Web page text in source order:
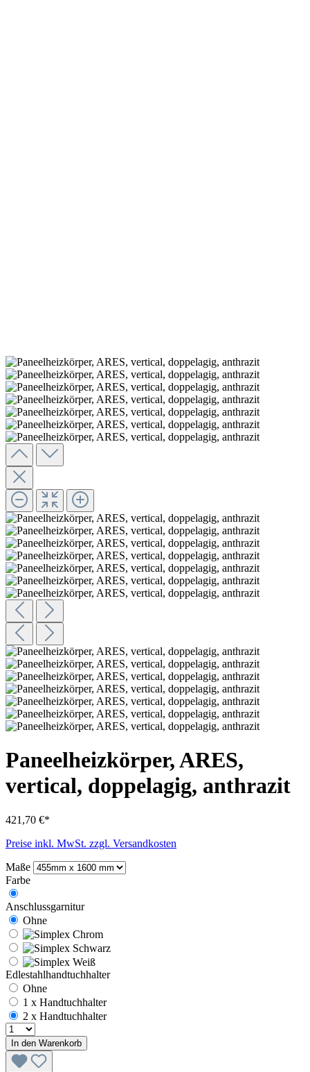
Paneelheizkörper, ARES,
vertical, doppelagig, anthrazit
421,70 €*
Preise inkl. MwSt. zzgl. Versandkosten
Maße
Farbe
Anschlussgarnitur
Ohne
Edlestahlhandtuchhalter
Ohne
1 x Handtuchhalter
2 x Handtuchhalter
In den Warenkorb